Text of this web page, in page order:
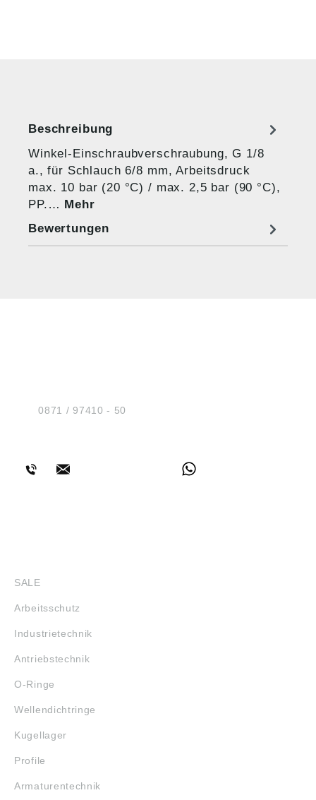
Beschreibung
Winkel-Einschraubverschraubung, G 1/8
a., für Schlauch 6/8 mm, Arbeitsdruck
max. 10 bar (20 °C) / max. 2,5 bar (90 °C),
PP.… Mehr
Bewertungen
Tel.:0871 / 97410 - 50
SALE
Arbeitsschutz
Industrietechnik
Antriebstechnik
O-Ringe
Wellendichtringe
Kugellager
Profile
Armaturentechnik